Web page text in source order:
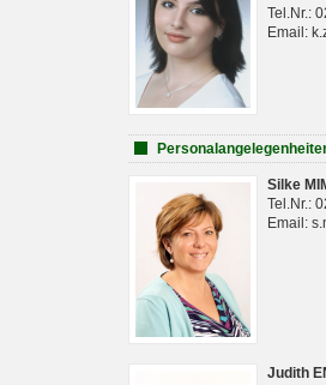
Tel.Nr.:
Email:
Silke
Tel.Nr.:
Email:
Judith